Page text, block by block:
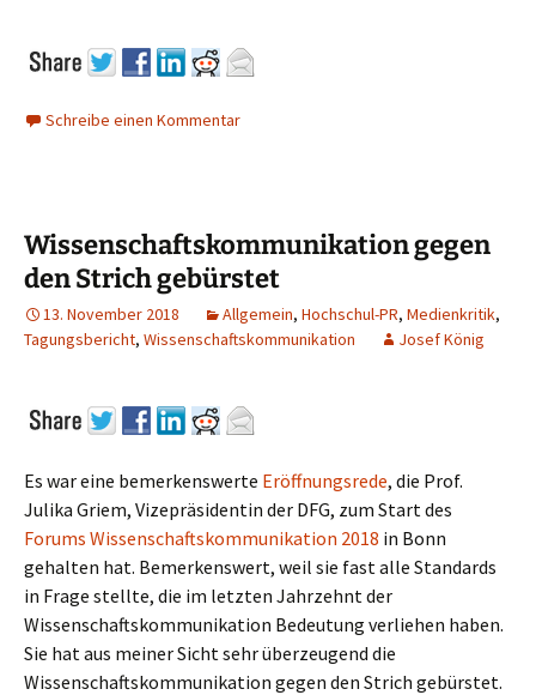
Schreibe einen Kommentar
Wissenschaftskommunikation gegen
den Strich gebürstet
13. November 2018 Allgemein, Hochschul-PR, Medienkritik,
Tagungsbericht, Wissenschaftskommunikation Josef König
Es war eine bemerkenswerte Eröffnungsrede, die Prof.
Julika Griem, Vizepräsidentin der DFG, zum Start des
Forums Wissenschaftskommunikation 2018 in Bonn
gehalten hat. Bemerkenswert, weil sie fast alle Standards
in Frage stellte, die im letzten Jahrzehnt der
Wissenschaftskommunikation Bedeutung verliehen haben.
Sie hat aus meiner Sicht sehr überzeugend die
Wissenschaftskommunikation gegen den Strich gebürstet.